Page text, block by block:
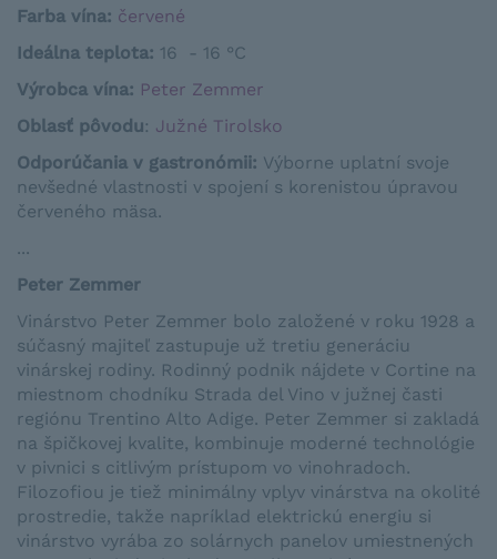
Farba vína: červené
Ideálna teplota: 16 - 16 °C
Výrobca vína: Peter Zemmer
Oblasť pôvodu: Južné Tirolsko
Odporúčania v gastronómii: Výborne uplatní svoje
nevšedné vlastnosti v spojení s korenistou úpravou
červeného mäsa.
...
Peter Zemmer
Vinárstvo Peter Zemmer bolo založené v roku 1928 a
súčasný majiteľ zastupuje už tretiu generáciu
vinárskej rodiny. Rodinný podnik nájdete v Cortine na
miestnom chodníku Strada del Vino v južnej časti
regiónu Trentino Alto Adige. Peter Zemmer si zakladá
na špičkovej kvalite, kombinuje moderné technológie
v pivnici s citlivým prístupom vo vinohradoch.
Filozofiou je tiež minimálny vplyv vinárstva na okolité
prostredie, takže napríklad elektrickú energiu si
vinárstvo vyrába zo solárnych panelov umiestnených